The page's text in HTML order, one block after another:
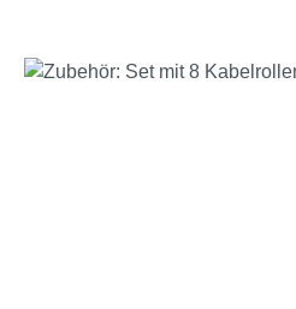
Bildergalerie überspringen